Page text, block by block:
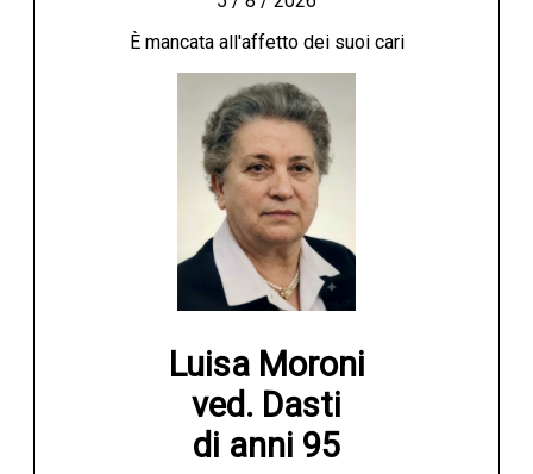
È mancata all'affetto dei suoi cari
Luisa Moroni
ved. Dasti
di anni 95